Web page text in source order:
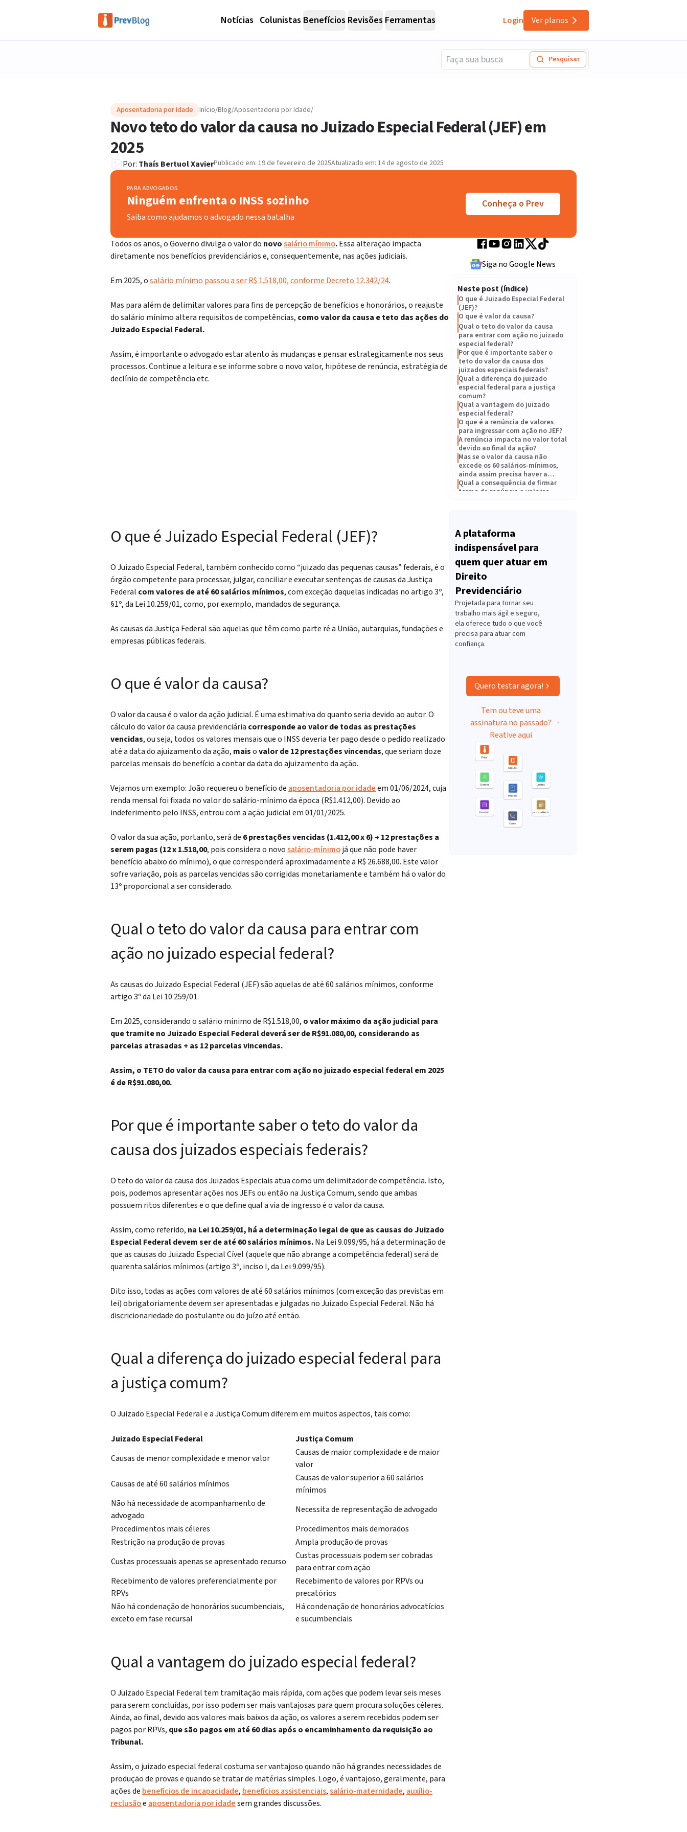
Notícias Colunistas Benefícios Revisões Ferramentas Login Ver planos
Pesquisar
Aposentadoria por Idade Início/Blog/Aposentadoria por Idade/
Novo teto do valor da causa no Juizado Especial Federal (JEF) em
2025
Por: Thaís Bertuol XavierPublicado em: 19 de fevereiro de 2025Atualizado em: 14 de agosto de 2025
PARA ADVOGADOS
Ninguém enfrenta o INSS sozinho
Saiba como ajudamos o advogado nessa batalha
Conheça o Prev
Todos os anos, o Governo divulga o valor do novosalário mínimo.Essa alteração impacta
diretamente nos benefícios previdenciários e, consequentemente, nas ações judiciais.
Em 2025, osalário mínimo passou a ser R$ 1.518,00, conforme Decreto 12.342/24.
Mas para além de delimitar valores para fins de percepção de benefícios e honorários, o reajuste
do salário mínimo altera requisitos de competências, como valor da causa e teto das ações do
Juizado Especial Federal.
Assim, é importante o advogado estar atento às mudanças e pensar estrategicamente nos seus
processos. Continue a leitura e se informe sobre o novo valor, hipótese de renúncia, estratégia de
declínio de competência etc.
Siga no Google News
Neste post (índice)
O que é Juizado Especial Federal
(JEF)?
O que é valor da causa?
Qual o teto do valor da causa
para entrar com ação no juizado
especial federal?
Por que é importante saber o
teto do valor da causa dos
juizados especiais federais?
Qual a diferença do juizado
especial federal para a justiça
comum?
Qual a vantagem do juizado
especial federal?
O que é a renúncia de valores
para ingressar com ação no JEF?
A renúncia impacta no valor total
devido ao final da ação?
Mas se o valor da causa não
excede os 60 salários-mínimos,
ainda assim precisa haver a
renúncia?
Qual a consequência de firmar
termo de renúncia a valores
valores?
Conclusão
MODELO DE PETIÇÕES:
O que é Juizado Especial Federal (JEF)?
O Juizado Especial Federal, também conhecido como “juizado das pequenas causas” federais, é o
órgão competente para processar, julgar, conciliar e executar sentenças de causas da Justiça
Federal com valores de até 60 salários mínimos, com exceção daquelas indicadas no artigo 3º,
§1º, da Lei 10.259/01, como, por exemplo, mandados de segurança.
As causas da Justiça Federal são aquelas que têm como parte réa União, autarquias, fundações e
empresas públicas federais.
O que é valor da causa?
O valor da causa é o valor da ação judicial. É uma estimativa do quanto seria devido ao autor. O
cálculo do valor da causa previdenciária corresponde ao valor de todas as prestações
vencidas, ou seja, todos os valores mensais que o INSS deveria ter pago desde o pedido realizado
até a data do ajuizamento da ação, maisovalor de 12 prestações vincendas, que seriam doze
parcelas mensais do benefício a contar da data do ajuizamento da ação.
Vejamos um exemplo: João requereu o benefício de aposentadoria por idadeem 01/06/2024, cuja
renda mensal foi fixada no valor do salário-mínimo da época (R$1.412,00). Devido ao
indeferimento pelo INSS, entrou com a ação judicial em 01/01/2025.
O valor da sua ação, portanto, será de 6 prestações vencidas (1.412,00 x 6) + 12 prestações a
serem pagas (12 x 1.518,00, pois considera o novosalário-mínimojá que não pode haver
benefício abaixo do mínimo), o que corresponderá aproximadamente a R$ 26.688,00. Este valor
sofre variação, pois as parcelas vencidas são corrigidas monetariamente e também há o valor do
13º proporcional a ser considerado.
Qual o teto do valor da causa para entrar com
ação no juizado especial federal?
As causas do Juizado Especial Federal (JEF) são aquelas de até 60 salários mínimos, conforme
artigo 3º da Lei 10.259/01.
Em 2025, considerando o salário mínimo de R$1.518,00, o valor máximo da ação judicial para
que tramite no Juizado Especial Federal deverá ser de R$91.080,00, considerando as
parcelas atrasadas + as 12 parcelas vincendas.
Assim, o TETO do valor da causa para entrar com ação no juizado especial federal em 2025
é de R$91.080,00.
Por que é importante saber o teto do valor da
causa dos juizados especiais federais?
O teto do valor da causa dos Juizados Especiais atua como um delimitador de competência. Isto,
pois, podemos apresentar ações nos JEFs ou então na Justiça Comum, sendo que ambas
possuem ritos diferentes e o que define qual a via de ingresso é o valor da causa.
Assim, como referido, na Lei 10.259/01, há a determinação legal de que as causas do Juizado
Especial Federal devem ser de até 60 salários mínimos.Na Lei 9.099/95, há a determinação de
que as causas do Juizado Especial Cível (aquele que não abrange a competência federal) será de
quarenta salários mínimos (artigo 3º, inciso I, da Lei 9.099/95).
Dito isso, todas as ações com valores de até 60 salários mínimos (com exceção das previstas em
lei) obrigatoriamente devem ser apresentadas e julgadas no Juizado Especial Federal. Não há
discricionariedade do postulante ou do juízo até então.
Qual a diferença do juizado especial federal para
a justiça comum?
O Juizado Especial Federal e a Justiça Comum diferem em muitos aspectos, tais como:
Juizado Especial Federal
Justiça Comum
Causas de menor complexidade e menor valor
Causas de maior complexidade e de maior
valor
Causas de até 60 salários mínimos
Causas de valor superior a 60 salários
mínimos
Não há necessidade de acompanhamento de
advogado
Necessita de representação de advogado
Procedimentos mais céleres
Procedimentos mais demorados
Restrição na produção de provas
Ampla produção de provas
Custas processuais apenas se apresentado recurso
Custas processuais podem ser cobradas
para entrar com ação
Recebimento de valores preferencialmente por
RPVs
Recebimento de valores por RPVs ou
precatórios
Não há condenação de honorários sucumbenciais,
exceto em fase recursal
Há condenação de honorários advocatícios
e sucumbenciais
Qual a vantagem do juizado especial federal?
O Juizado Especial Federal tem tramitação mais rápida, com ações que podem levar seis meses
para serem concluídas, por isso podem ser mais vantajosas para quem procura soluções céleres.
Ainda, ao final, devido aos valores mais baixos da ação, os valores a serem recebidos podem ser
pagos por RPVs, que são pagos em até 60 dias após o encaminhamento da requisição ao
Tribunal.
Assim, o juizado especial federal costuma ser vantajoso quando não há grandes necessidades de
produção de provas e quando se tratar de matérias simples. Logo, é vantajoso, geralmente, para
ações de benefícios de incapacidade, benefícios assistenciais,salário-maternidade, auxílio-
reclusãoe aposentadoria por idadesem grandes discussões.
A plataforma
indispensável para
quem quer atuar em
Direito
Previdenciário
Projetada para tornar seu
trabalho mais ágil e seguro,
ela oferece tudo o que você
precisa para atuar com
confiança.
Quero testar agora!
Tem ou teve uma
assinatura no passado?
Reative aqui